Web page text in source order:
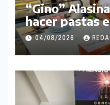
“Gino”
hacer pastas
gestar su
04/08/2026